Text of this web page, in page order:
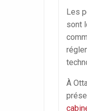
Les
sont
À